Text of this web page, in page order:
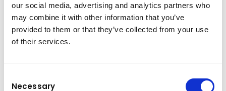
our social media, advertising and analytics partners who
may combine it with other information that you’ve
provided to them or that they’ve collected from your use
of their services.
Selection
Necessary